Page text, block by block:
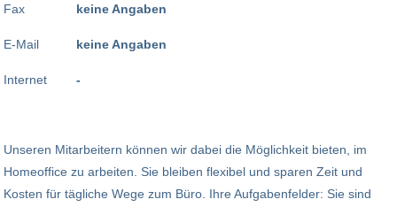
Fax
E-Mail
Internet
keine Angaben
keine Angaben
-
Unseren Mitarbeitern können wir dabei die Möglichkeit bieten, im
Homeoffice zu arbeiten. Sie bleiben flexibel und sparen Zeit und
Kosten für tägliche Wege zum Büro. Ihre Aufgabenfelder: Sie sind